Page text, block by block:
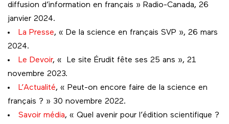
diffusion d’information en français » Radio-Canada, 26
janvier 2024.
La Presse, « De la science en français SVP », 26 mars
2024.
Le Devoir, « Le site Érudit fête ses 25 ans », 21
novembre 2023.
L’Actualité, « Peut-on encore faire de la science en
français ? » 30 novembre 2022.
Savoir média, « Quel avenir pour l’édition scientifique ?